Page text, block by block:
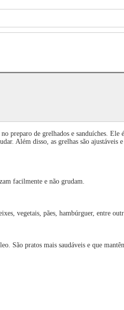
preparo de grelhados e sanduíches.
Além disso, as grelhas são ajustáveis
facilmente e não grudam.
vegetais, pães, hambúrguer, entre
pratos mais saudáveis e que